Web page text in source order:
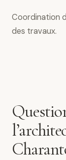
Coordination
des travaux.